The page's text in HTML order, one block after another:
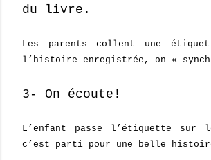
du livre.
Les parents collent une
l’histoire enregistrée, on «
3- On écoute!
L’enfant passe l’étiquette sur
c’est parti pour une belle